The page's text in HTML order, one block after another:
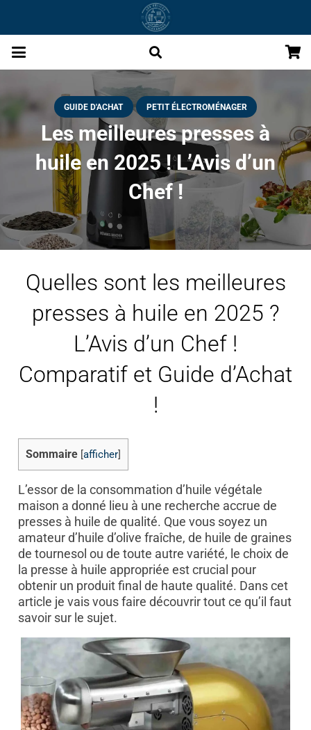
GUIDE D'ACHAT PETIT ÉLECTROMÉNAGER
Les meilleures presses à
huile en 2025 ! L’Avis d’un
Chef !
Quelles sont les meilleures
presses à huile en 2025 ?
L’Avis d’un Chef !
Comparatif et Guide d’Achat
!
Sommaire afficher]
L’essor de la consommation d’huile végétale
maison a donné lieu à une recherche accrue de
presses à huile de qualité. Que vous soyez un
amateur d’huile d’olive fraîche, de huile de graines
de tournesol ou de toute autre variété, le choix de
la presse à huile appropriée est crucial pour
obtenir un produit final de haute qualité. Dans cet
article je vais vous faire découvrir tout ce qu’il faut
savoir sur le sujet.